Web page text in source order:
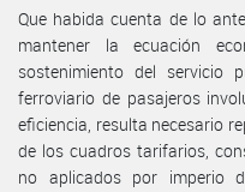
Que habida cuenta de lo
mantener la ecuación
sostenimiento del servicio
ferroviario de pasajeros
eficiencia, resulta necesario
de los cuadros tarifarios,
no aplicados por imperio